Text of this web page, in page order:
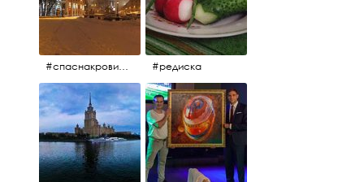
#спаснакрови#зима#спб #редиска